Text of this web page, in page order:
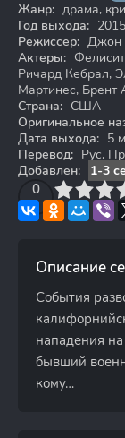
Жанр: драма,
Год выхода: 2015
Режиссер: Джон
Актеры:
Ричард Кебрал,
Мартинес,
Страна: США
Оригинальное
Дата выхода: 5
Перевод: Рус.
Добавлен:
1-3
0
4 6 7 8
Описание
События
нападения
бывший
кому…